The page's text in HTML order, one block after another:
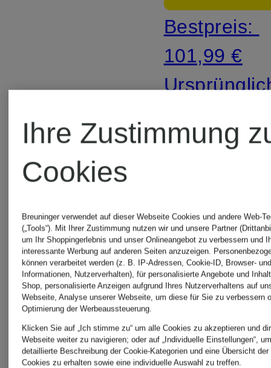
Bestpreis:
101,99 €
Ihre Zustimmung
Cookies
Breuninger verwendet auf dieser Webseite Cookies und andere Web-
(„Tools“). Mit Ihrer Zustimmung nutzen wir und unsere Partner
um Ihr Shoppingerlebnis und unser Onlineangebot zu verbessern und
interessante Werbung auf anderen Seiten anzuzeigen.
können verarbeitet werden (z. B. IP-Adressen, Cookie-ID, Browser-
Informationen, Nutzerverhalten), für personalisierte Angebote und
Shop, personalisierte Anzeigen aufgrund Ihres Nutzerverhaltens auf
Webseite, Analyse unserer Webseite, um diese für Sie zu verbessern
Optimierung der Werbeaussteuerung.
Klicken Sie auf „Ich stimme zu“ um alle Cookies zu akzeptieren und
Webseite weiter zu navigieren; oder auf „Individuelle Einstellungen“,
detaillierte Beschreibung der Cookie-Kategorien und eine Übersicht
Cookies zu erhalten sowie eine individuelle Auswahl zu treffen.